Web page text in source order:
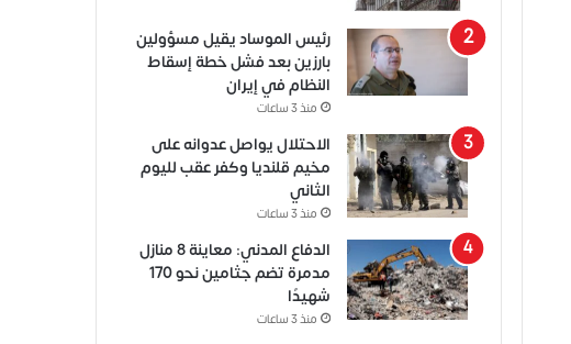
رئيس الموساد يقيل مسؤولين
بارزين بعد فشل خطة إسقاط
النظام في إيران
منذ 3 ساعات
الاحتلال يواصل عدوانه على
مخيم قلنديا وكفر عقب لليوم
الثاني
منذ 3 ساعات
الدفاع المدني: معاينة 8 منازل
مدمرة تضم جثامين نحو 170
شهيدًا
منذ 3 ساعات